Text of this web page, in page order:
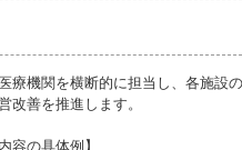
療機関を横断的に担当し、各施設
改善を推進します。
容の具体例】